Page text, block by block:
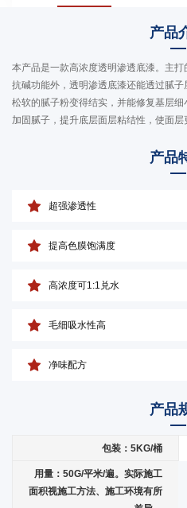
产品
本产品是一款高浓度透明渗透底漆。主
抗碱功能外，透明渗透底漆还能透过腻
松软的腻子粉变得结实，并能修复基层
加固腻子，提升底层面层粘结性，使面层
产品
超强渗透性
提高色膜饱满度
高浓度可1:1兑水
毛细吸水性高
净味配方
产品
包装：5KG/桶
用量：50G/平米/遍。实际施工
面积视施工方法、施工环境有所